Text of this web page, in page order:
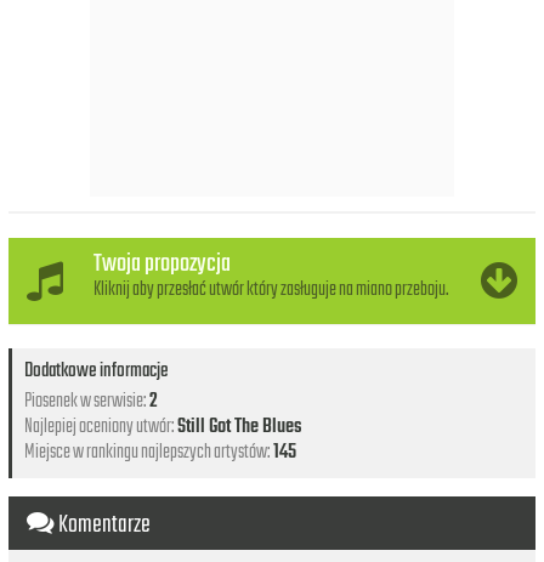
Twoja propozycja
Kliknij aby przesłać utwór który zasługuje na miano przeboju.
Dodatkowe informacje
Piosenek w serwisie:2
Najlepiej oceniony utwór:Still Got The Blues
Miejsce w rankingu najlepszych artystów:145
Komentarze